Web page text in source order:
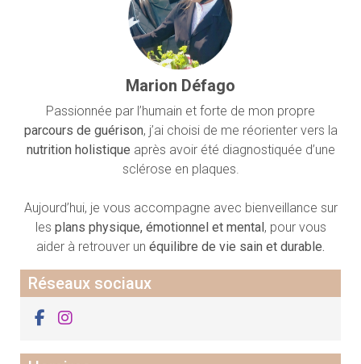
Marion Défago
Passionnée par l’humain et forte de mon propre
parcours de guérison, j’ai choisi de me réorienter vers la
nutrition holistique après avoir été diagnostiquée d’une
sclérose en plaques.
Aujourd’hui, je vous accompagne avec bienveillance sur
les plans physique, émotionnel et mental, pour vous
aider à retrouver un équilibre de vie sain et durable.
Réseaux sociaux